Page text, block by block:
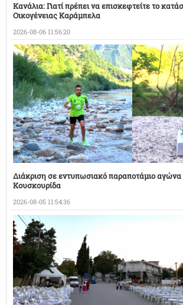
Κανάλια: Γιατί πρέπει να επισκεφτείτε το
Οικογένειας Καράμπελα
2026-08-06 11:56:20
Διάκριση σε εντυπωσιακό παραποτάμιο αγώνα
Κουσκουρίδα
2026-08-05 11:54:36